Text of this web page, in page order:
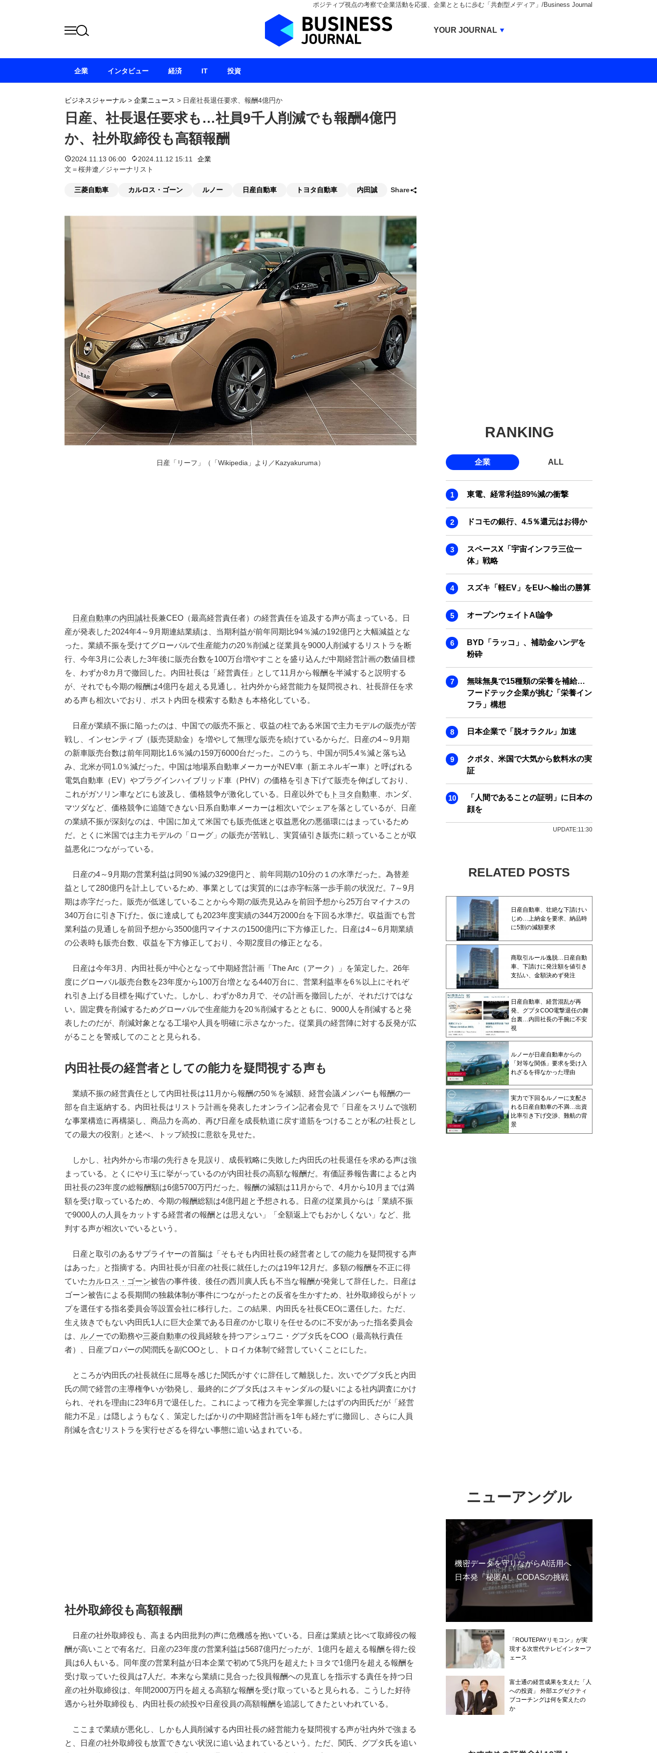
ポジティブ視点の考察で企業活動を応援、企業とともに歩む「共創型メディア」/Business Journal
ビジネスジャーナル > 企業ニュース > 日産社長退任要求、報酬4億円か
日産、社長退任要求も…社員9千人削減でも報酬4億円
か、社外取締役も高額報酬
2024.11.13 06:00 2024.11.12 15:11
企業
文＝桜井遼／ジャーナリスト
三菱自動車 カルロス・ゴーン ルノー 日産自動車 トヨタ自動車 内田誠 Share
日産「リーフ」（「Wikipedia」より／Kazyakuruma）
日産自動車の内田誠社長兼CEO（最高経営責任者）の経営責任を追及する声が高まっている。日
産が発表した2024年4～9月期連結業績は、当期利益が前年同期比94％減の192億円と大幅減益とな
った。業績不振を受けてグローバルで生産能力の20％削減と従業員を9000人削減するリストラを断
行、今年3月に公表した3年後に販売台数を100万台増やすことを盛り込んだ中期経営計画の数値目標
を、わずか8カ月で撤回した。内田社長は「経営責任」として11月から報酬を半減すると説明する
が、それでも今期の報酬は4億円を超える見通し。社内外から経営能力を疑問視され、社長辞任を求
める声も相次いでおり、ポスト内田を模索する動きも本格化している。
日産が業績不振に陥ったのは、中国での販売不振と、収益の柱である米国で主力モデルの販売が苦
戦し、インセンティブ（販売奨励金）を増やして無理な販売を続けているからだ。日産の4～9月期
の新車販売台数は前年同期比1.6％減の159万6000台だった。このうち、中国が同5.4％減と落ち込
み、北米が同1.0％減だった。中国は地場系自動車メーカーがNEV車（新エネルギー車）と呼ばれる
電気自動車（EV）やプラグインハイブリッド車（PHV）の価格を引き下げて販売を伸ばしており、
これがガソリン車などにも波及し、価格競争が激化している。日産以外でも トヨタ自動車 、ホンダ、
マツダなど、価格競争に追随できない日系自動車メーカーは相次いでシェアを落としているが、日産
の業績不振が深刻なのは、中国に加えて米国でも販売低迷と収益悪化の悪循環にはまっているため
だ。とくに米国では主力モデルの「ローグ」の販売が苦戦し、実質値引き販売に頼っていることが収
益悪化につながっている。
日産の4～9月期の営業利益は同90％減の329億円と、前年同期の10分の１の水準だった。為替差
益として280億円を計上しているため、事業としては実質的には赤字転落一歩手前の状況だ。7～9月
期は赤字だった。販売が低迷していることから今期の販売見込みを前回予想から25万台マイナスの
340万台に引き下げた。仮に達成しても2023年度実績の344万2000台を下回る水準だ。収益面でも営
業利益の見通しを前回予想から3500億円マイナスの1500億円に下方修正した。日産は4～6月期業績
の公表時も販売台数、収益を下方修正しており、今期2度目の修正となる。
日産は今年3月、内田社長が中心となって中期経営計画「The Arc（アーク）」を策定した。26年
度にグローバル販売台数を23年度から100万台増となる440万台に、営業利益率を6％以上にそれぞ
れ引き上げる目標を掲げていた。しかし、わずか8カ月で、その計画を撤回したが、それだけではな
い。固定費を削減するためグローバルで生産能力を20％削減するとともに、9000人を削減すると発
表したのだが、削減対象となる工場や人員を明確に示さなかった。従業員の経営陣に対する反発が広
がることを警戒してのことと見られる。
内田社長の経営者としての能力を疑問視する声も
業績不振の経営責任として内田社長は11月から報酬の50％を減額、経営会議メンバーも報酬の一
部を自主返納する。内田社長はリストラ計画を発表したオンライン記者会見で「日産をスリムで強靭
な事業構造に再構築し、商品力を高め、再び日産を成長軌道に戻す道筋をつけることが私の社長とし
ての最大の役割」と述べ、トップ続投に意欲を見せた。
しかし、社内外から市場の先行きを見誤り、成長戦略に失敗した内田氏の社長退任を求める声は強
まっている。とくにやり玉に挙がっているのが内田社長の高額な報酬だ。有価証券報告書によると内
田社長の23年度の総報酬額は6億5700万円だった。報酬の減額は11月からで、4月から10月までは満
額を受け取っているため、今期の報酬総額は4億円超と予想される。日産の従業員からは「業績不振
で9000人の人員をカットする経営者の報酬とは思えない」「全額返上でもおかしくない」など、批
判する声が相次いでいるという。
日産と取引のあるサプライヤーの首脳は「そもそも内田社長の経営者としての能力を疑問視する声
はあった」と指摘する。内田社長が日産の社長に就任したのは19年12月だ。多額の報酬を不正に得
ていた カルロス・ゴーン被告の事件後、後任の西川廣人氏も不当な報酬が発覚して辞任した。日産は
ゴーン被告による長期間の独裁体制が事件につながったとの反省を生かすため、社外取締役らがトッ
プを選任する指名委員会等設置会社に移行した。この結果、内田氏を社長CEOに選任した。ただ、
生え抜きでもない内田氏1人に巨大企業である日産のかじ取りを任せるのに不安があった指名委員会
は、
ルノーでの勤務や三菱自動車の役員経験を持つアシュワニ・グプタ氏をCOO（最高執行責任
者）、日産プロパーの関潤氏を副COOとし、トロイカ体制で経営していくことにした。
ところが内田氏の社長就任に屈辱を感じた関氏がすぐに辞任して離脱した。次いでグプタ氏と内田
氏の間で経営の主導権争いが勃発し、最終的にグプタ氏はスキャンダルの疑いによる社内調査にかけ
られ、それを理由に23年6月で退任した。これによって権力を完全掌握したはずの内田氏だが「経営
能力不足」は隠しようもなく、策定したばかりの中期経営計画を1年も経たずに撤回し、さらに人員
削減を含むリストラを実行せざるを得ない事態に追い込まれている。
社外取締役も高額報酬
日産の社外取締役も、高まる内田批判の声に危機感を抱いている。日産は業績と比べて取締役の報
酬が高いことで有名だ。日産の23年度の営業利益は5687億円だったが、1億円を超える報酬を得た役
員は6人もいる。同年度の営業利益が日本企業で初めて5兆円を超えたトヨタで1億円を超える報酬を
受け取っていた役員は7人だ。本来なら業績に見合った役員報酬への見直しを指示する責任を持つ日
産の社外取締役は、年間2000万円を超える高額な報酬を受け取っていると見られる。こうした好待
遇から社外取締役も、内田社長の続投や日産役員の高額報酬を追認してきたといわれている。
ここまで業績が悪化し、しかも人員削減する内田社長の経営能力を疑問視する声が社内外で強まる
と、日産の社外取締役も放置できない状況に追い込まれているという。ただ、関氏、グプタ氏を追い
RANKING
企業 ALL
東電、経常利益89%減の衝撃
ドコモの銀行、4.5％還元はお得か
スペースX「宇宙インフラ三位一
体」戦略
スズキ「軽EV」をEUへ輸出の勝算
オープンウェイトAI論争
BYD「ラッコ」、補助金ハンデを
粉砕
無味無臭で15種類の栄養を補給…
フードテック企業が挑む「栄養イン
フラ」構想
日本企業で「脱オラクル」加速
クボタ、米国で大気から飲料水の実
証
「人間であることの証明」に日本の
顔を
UPDATE:11:30
RELATED POSTS
日産自動車、壮絶な下請けい
じめ…上納金を要求、納品時
に5割の減額要求
商取引ルール逸脱…日産自動
車、下請けに発注額を値引き
支払い、金額決めず発注
日産自動車、経営混乱が再
発、グプタCOO電撃退任の舞
台裏…内田社長の手腕に不安
視
ルノーが日産自動車からの
「対等な関係」要求を受け入
れざるを得なかった理由
実力で下回るルノーに支配さ
れる日産自動車の不満…出資
比率引き下げ交渉、難航の背
景
ニューアングル
機密データを守りながらAI活用へ
日本発「秘匿AI」CODASの挑戦
「ROUTEPAYリモコン」が実
現する次世代テレビインターフ
ェース
富士通の経営成果を支えた「人
への投資」 外部エグゼクティ
ブコーチングは何を変えたの
か
企業 インタビュー 経済 IT 投資
YOUR JOURNAL
BUSINESS JOURNAL